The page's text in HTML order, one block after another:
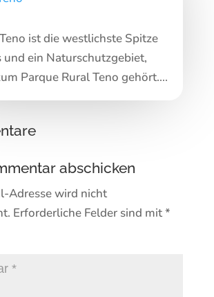
ist die westlichste Spitze
und ein Naturschutzgebiet,
Parque Rural Teno gehört....
abschicken
Adresse wird nicht
Erforderliche Felder sind mit*